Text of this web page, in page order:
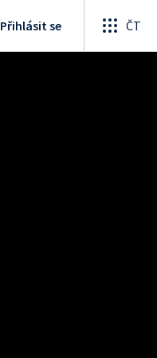
Přihlásit se ČT